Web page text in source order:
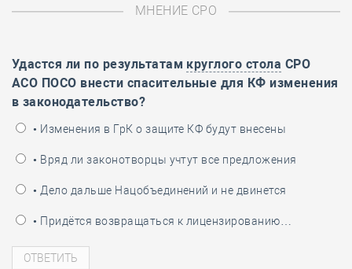
МНЕНИЕ СРО
Удастся ли по результатам круглого стола СРО
АСО ПОСО внести спасительные для КФ изменения
в законодательство?
• Изменения в ГрК о защите КФ будут внесены
• Вряд ли законотворцы учтут все предложения
• Дело дальше Нацобъединений и не двинется
• Придётся возвращаться к лицензированию…